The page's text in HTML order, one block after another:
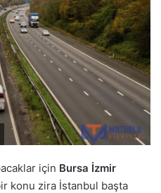
için Bursa İzmir
konu zira İstanbul başta